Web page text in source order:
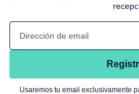
Dirección de email
Usaremos tu email exclusivamente